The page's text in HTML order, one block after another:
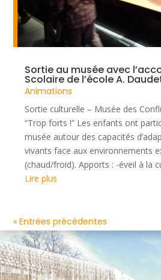
Sortie au musée avec
Scolaire de l’école A.
Animations
Sortie culturelle – Musée des
“Trop forts !” Les enfants ont
musée autour des capacités
vivants face aux environnements
(chaud/froid). Apports : -éveil à la
Lire plus
« Entrées précédentes